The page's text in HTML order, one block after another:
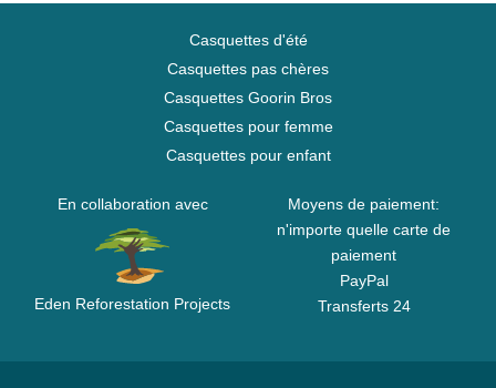
Casquettes d'été
Casquettes pas chères
Casquettes Goorin Bros
Casquettes pour femme
Casquettes pour enfant
En collaboration avec
Eden Reforestation Projects
Moyens de paiement:
n'importe quelle carte de
paiement
PayPal
Transferts 24